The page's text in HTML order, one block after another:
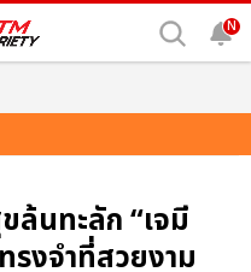
N
นทะลัก “เจมี
รงจำที่สวยงาม